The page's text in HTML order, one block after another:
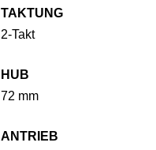
TAKTUNG
2-Takt
HUB
72 mm
ANTRIEB